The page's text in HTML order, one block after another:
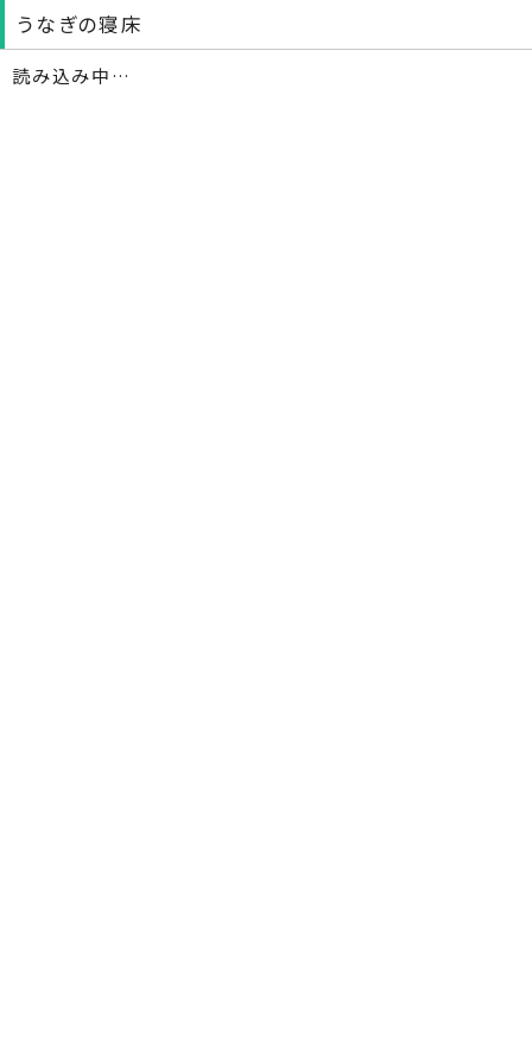
うなぎの寝床
読み込み中…